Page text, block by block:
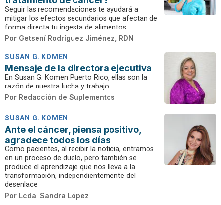
Seguir las recomendaciones te ayudará a
mitigar los efectos secundarios que afectan de
forma directa tu ingesta de alimentos
Por Getsení Rodríguez Jiménez, RDN
SUSAN G. KOMEN
Mensaje de la directora ejecutiva
En Susan G. Komen Puerto Rico, ellas son la
razón de nuestra lucha y trabajo
Por Redacción de Suplementos
SUSAN G. KOMEN
Ante el cáncer, piensa positivo,
agradece todos los días
Como pacientes, al recibir la noticia, entramos
en un proceso de duelo, pero también se
produce el aprendizaje que nos lleva a la
transformación, independientemente del
desenlace
Por Lcda. Sandra López